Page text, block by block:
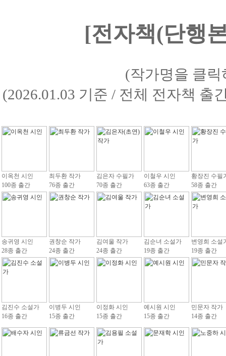
[전자책(단행
(작가명을 클
(2026.01.03 기준 / 전체 전자책 출
이옥천 시인
100종 출간
최두환 작가
76종 출간
김은자 수필가
70종 출간
이철우 시인
63종 출간
황장진 수필
58종 출간
송귀영 시인
28종 출간
권창순 작가
24종 출간
김여울 작가
24종 출간
김순녀 소설가
19종 출간
변영희 소설
19종 출간
김진수 소설가
16종 출간
이병두 시인
15종 출간
이정화 시인
15종 출간
예시원 시인
15종 출간
민문자 작가
14종 출간